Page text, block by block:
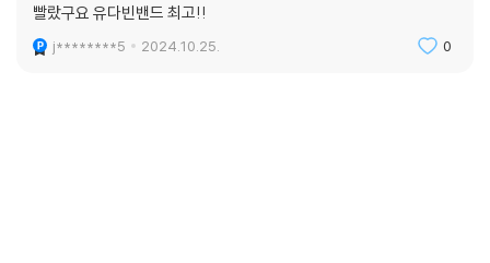
빨랐구요 유다빈밴드 최고!!
j********5 2024.10.25. 0